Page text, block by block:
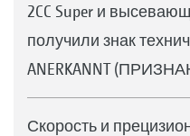
2CC Super и
получили знак
ANERKANNT
Скорость и